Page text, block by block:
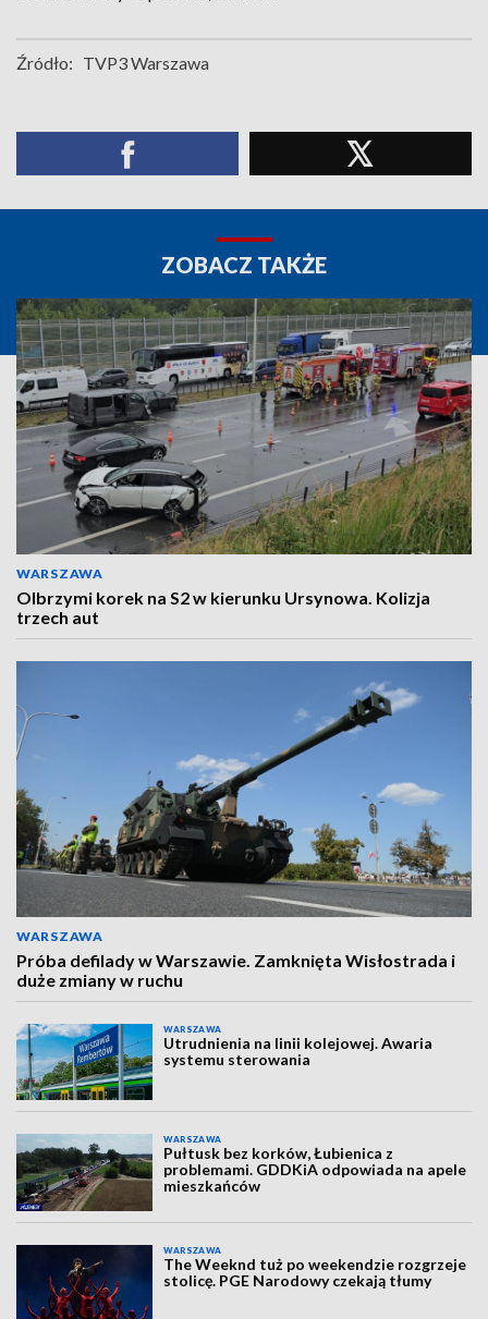
Źródło: TVP3 Warszawa
ZOBACZ TAKŻE
WARSZAWA
Olbrzymi korek na S2 w kierunku Ursynowa. Kolizja
trzech aut
WARSZAWA
Próba defilady w Warszawie. Zamknięta Wisłostrada i
duże zmiany w ruchu
WARSZAWA
Utrudnienia na linii kolejowej. Awaria
systemu sterowania
WARSZAWA
Pułtusk bez korków, Łubienica z
problemami. GDDKiA odpowiada na apele
mieszkańców
WARSZAWA
The Weeknd tuż po weekendzie rozgrzeje
stolicę. PGE Narodowy czekają tłumy